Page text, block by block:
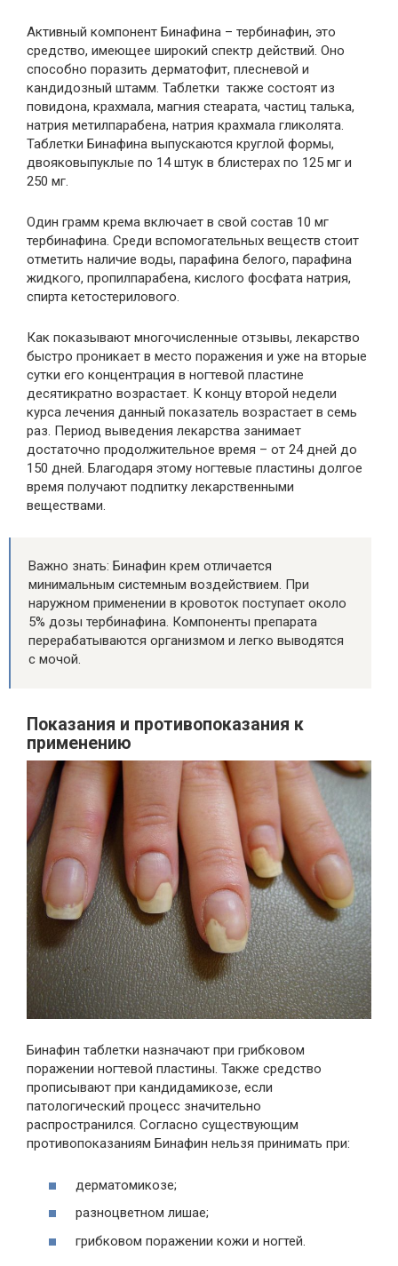
Активный компонент Бинафина – тербинафин, это
средство, имеющее широкий спектр действий. Оно
способно поразить дерматофит, плесневой и
кандидозный штамм. Таблетки также состоят из
повидона, крахмала, магния стеарата, частиц талька,
натрия метилпарабена, натрия крахмала гликолята.
Таблетки Бинафина выпускаются круглой формы,
двояковыпуклые по 14 штук в блистерах по 125 мг и
250 мг.
Один грамм крема включает в свой состав 10 мг
тербинафина. Среди вспомогательных веществ стоит
отметить наличие воды, парафина белого, парафина
жидкого, пропилпарабена, кислого фосфата натрия,
спирта кетостерилового.
Как показывают многочисленные отзывы, лекарство
быстро проникает в место поражения и уже на вторые
сутки его концентрация в ногтевой пластине
десятикратно возрастает. К концу второй недели
курса лечения данный показатель возрастает в семь
раз. Период выведения лекарства занимает
достаточно продолжительное время – от 24 дней до
150 дней. Благодаря этому ногтевые пластины долгое
время получают подпитку лекарственными
веществами.
Важно знать: Бинафин крем отличается
минимальным системным воздействием. При
наружном применении в кровоток поступает около
5% дозы тербинафина. Компоненты препарата
перерабатываются организмом и легко выводятся
с мочой.
Показания и противопоказания к
применению
Бинафин таблетки назначают при грибковом
поражении ногтевой пластины. Также средство
прописывают при кандидамикозе, если
патологический процесс значительно
распространился. Согласно существующим
противопоказаниям Бинафин нельзя принимать при:
дерматомикозе;
разноцветном лишае;
грибковом поражении кожи и ногтей.